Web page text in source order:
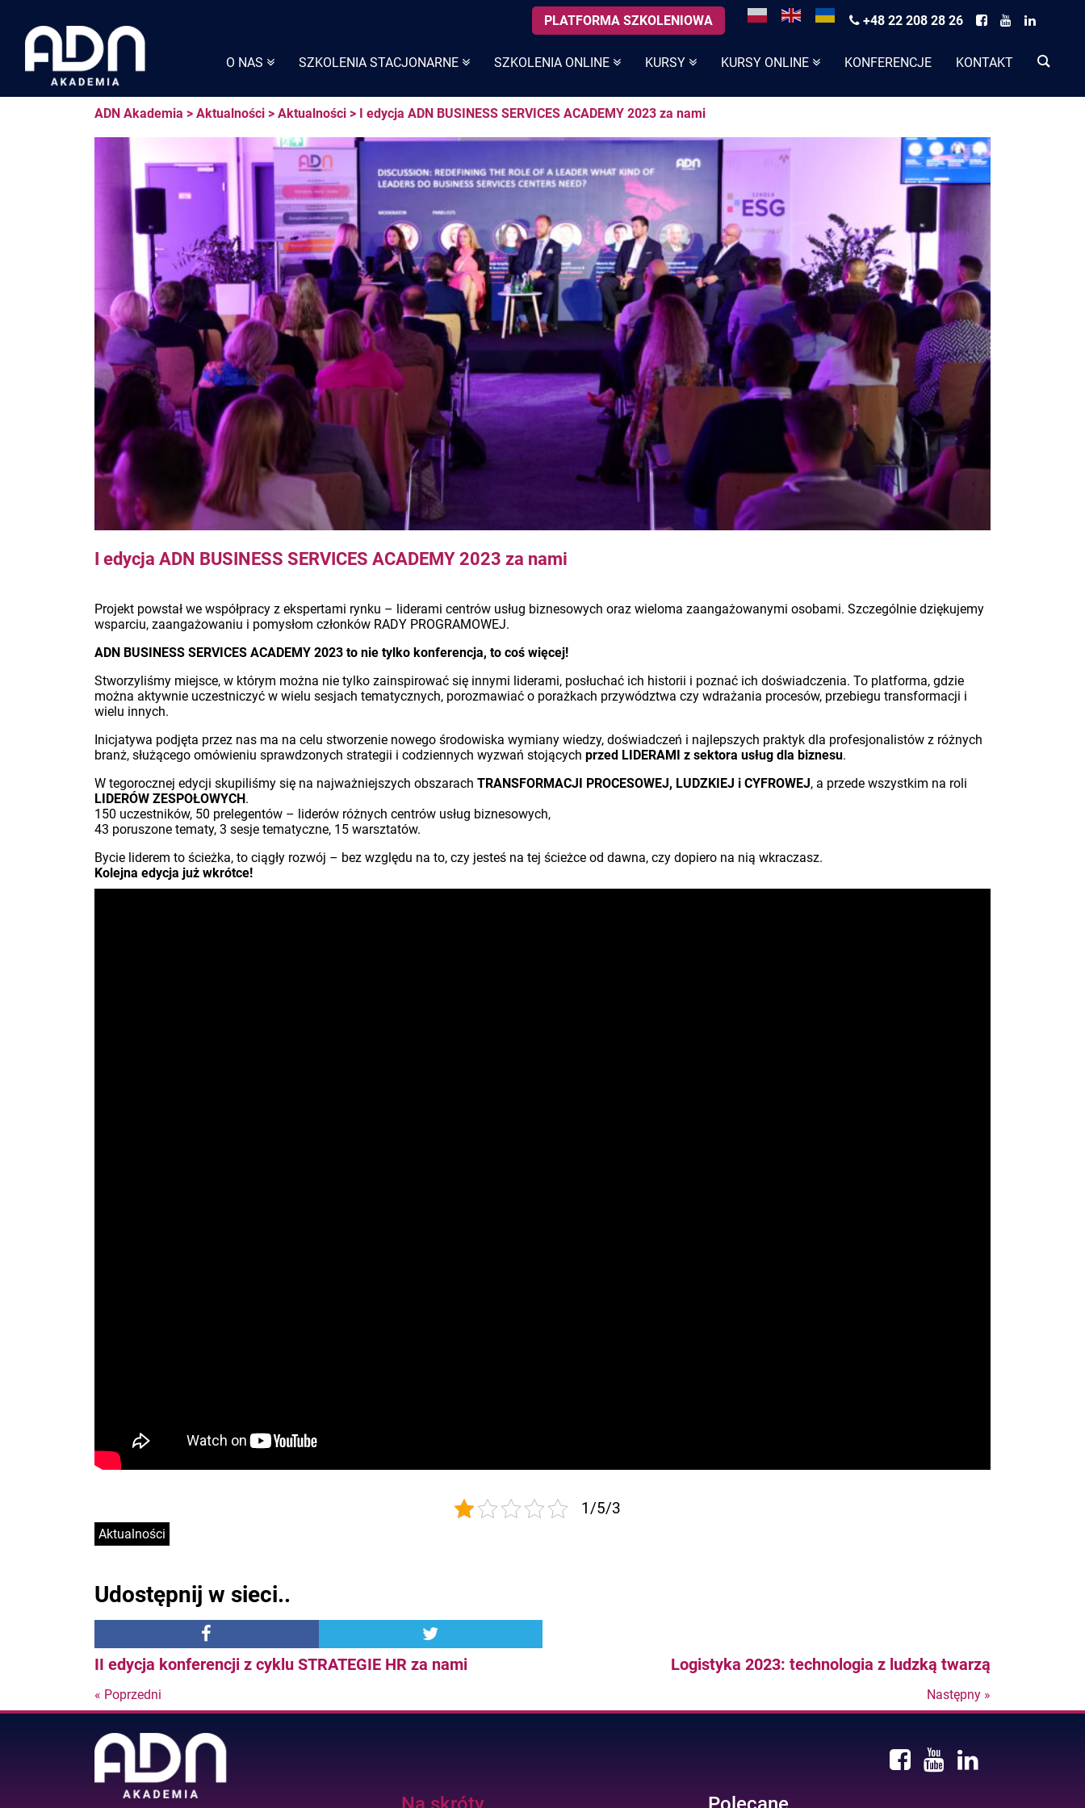
O NAS SZKOLENIA STACJONARNE SZKOLENIA ONLINE KURSY KURSY ONLINE KONFERENCJE KONTAKT
content
PLATFORMA SZKOLENIOWA +48 22 208 28 26
ADN Akademia > Aktualności > Aktualności > I edycja ADN BUSINESS SERVICES ACADEMY 2023 za nami
I edycja ADN BUSINESS SERVICES ACADEMY 2023 za nami
Projekt powstał we współpracy z ekspertami rynku – liderami centrów usług biznesowych oraz wieloma zaangażowanymi osobami. Szczególnie dziękujemy
wsparciu, zaangażowaniu i pomysłom członków RADY PROGRAMOWEJ.
ADN BUSINESS SERVICES ACADEMY 2023 to nie tylko konferencja, to coś więcej!
Stworzyliśmy miejsce, w którym można nie tylko zainspirować się innymi liderami, posłuchać ich historii i poznać ich doświadczenia. To platforma, gdzie
można aktywnie uczestniczyć w wielu sesjach tematycznych, porozmawiać o porażkach przywództwa czy wdrażania procesów, przebiegu transformacji i
wielu innych.
Inicjatywa podjęta przez nas ma na celu stworzenie nowego środowiska wymiany wiedzy, doświadczeń i najlepszych praktyk dla profesjonalistów z różnych
branż, służącego omówieniu sprawdzonych strategii i codziennych wyzwań stojących przed LIDERAMI z sektora usług dla biznesu.
W tegorocznej edycji skupiliśmy się na najważniejszych obszarach TRANSFORMACJI PROCESOWEJ, LUDZKIEJ i CYFROWEJ, a przede wszystkim na roli
LIDERÓW ZESPOŁOWYCH.
150 uczestników, 50 prelegentów – liderów różnych centrów usług biznesowych,
43 poruszone tematy, 3 sesje tematyczne, 15 warsztatów.
Bycie liderem to ścieżka, to ciągły rozwój – bez względu na to, czy jesteś na tej ścieżce od dawna, czy dopiero na nią wkraczasz.
Kolejna edycja już wkrótce!
1/5/3
Aktualności
Udostępnij w sieci..
II edycja konferencji z cyklu STRATEGIE HR za nami
« Poprzedni
Nastepny
post
Logistyka 2023: technologia z ludzką twarzą
Następny »
Nastepny